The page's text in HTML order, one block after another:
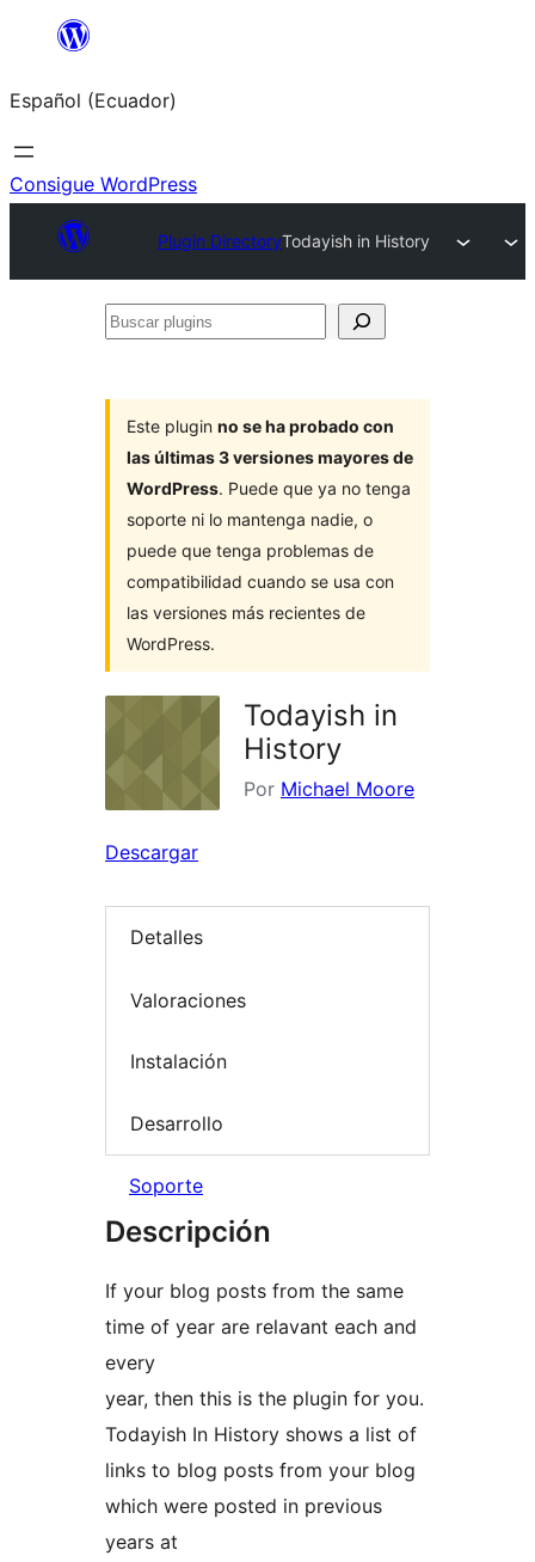
Saltar
contenido
Español (Ecuador)
Consigue WordPress
Plugin DirectoryTodayish in History
Buscar
Este plugin no se ha probado con
las últimas 3 versiones mayores de
WordPress. Puede que ya no tenga
soporte ni lo mantenga nadie, o
puede que tenga problemas de
compatibilidad cuando se usa con
las versiones más recientes de
WordPress.
Todayish in
History
Por Michael Moore
Descargar
Detalles
Valoraciones
Instalación
Desarrollo
Soporte
Descripción
If your blog posts from the same
time of year are relavant each and
every
year, then this is the plugin for you.
Todayish In History shows a list of
links to blog posts from your blog
which were posted in previous
years at